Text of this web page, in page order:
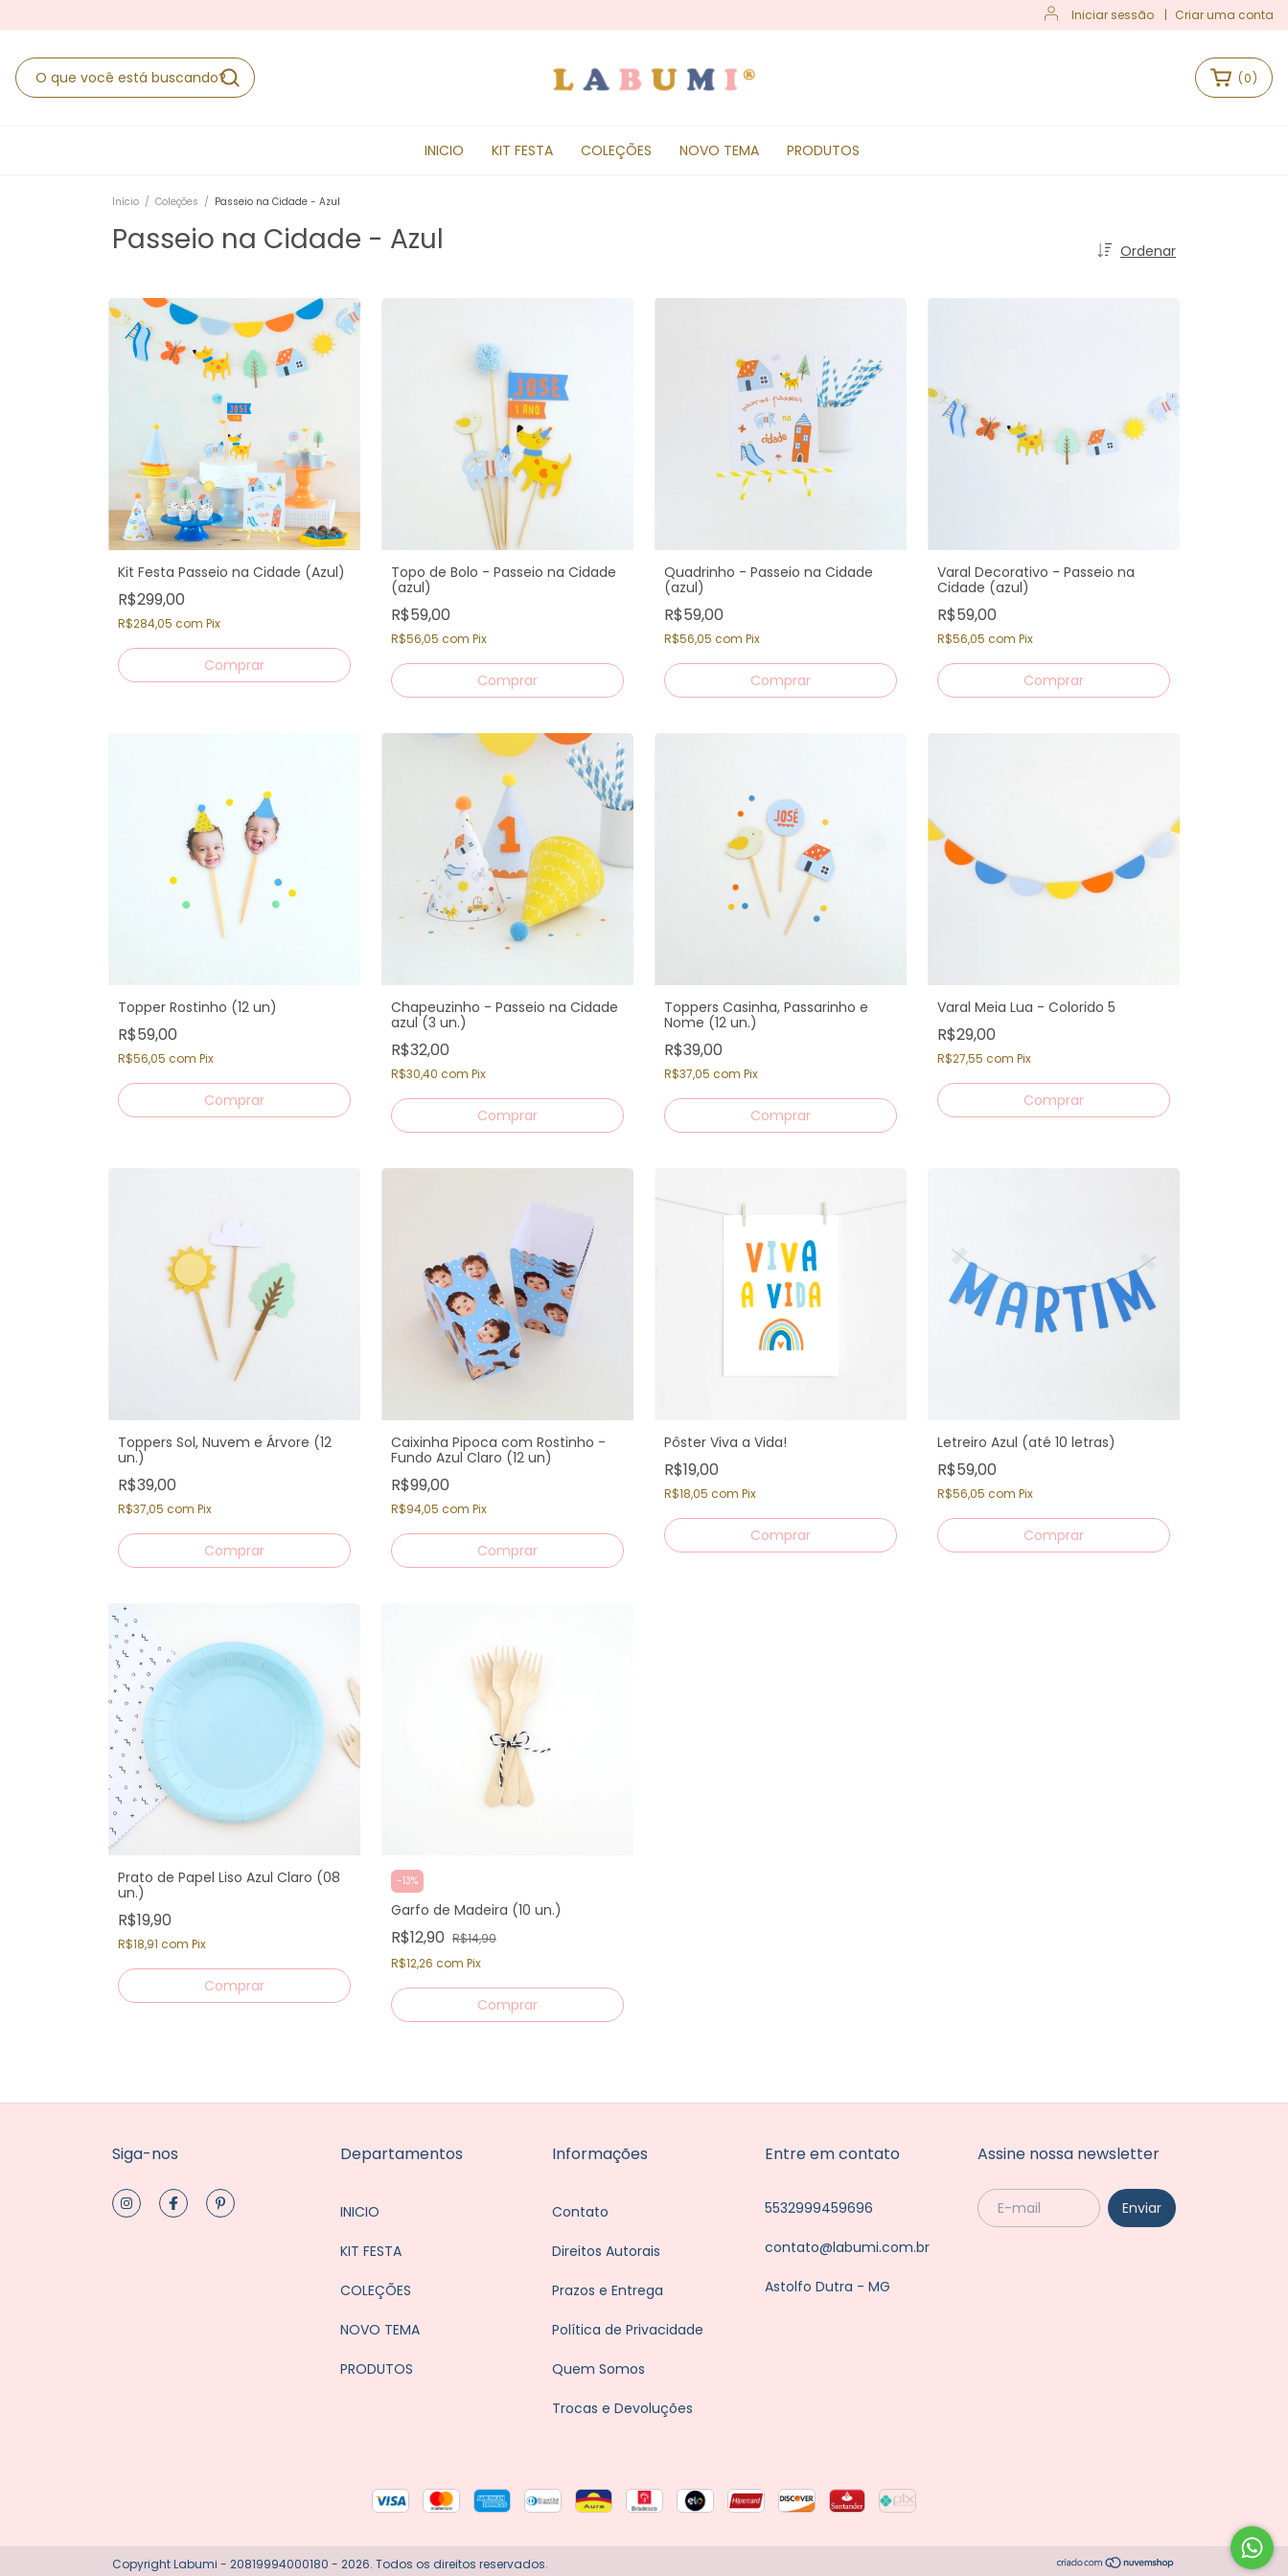
Iniciar sessão | Criar uma conta
(0)
INICIO KIT FESTA COLEÇÕES NOVO TEMA PRODUTOS
Início / Coleções / Passeio na Cidade - Azul
Passeio na Cidade - Azul Ordenar
Kit Festa Passeio na Cidade (Azul)
R$299,00
R$284,05 com Pix
Topo de Bolo - Passeio na Cidade
(azul)
R$59,00
R$56,05 com Pix
Quadrinho - Passeio na Cidade
(azul)
R$59,00
R$56,05 com Pix
Varal Decorativo - Passeio na
Cidade (azul)
R$59,00
R$56,05 com Pix
Topper Rostinho (12 un)
R$59,00
R$56,05 com Pix
Chapeuzinho - Passeio na Cidade
azul (3 un.)
R$32,00
R$30,40 com Pix
Toppers Casinha, Passarinho e
Nome (12 un.)
R$39,00
R$37,05 com Pix
Varal Meia Lua - Colorido 5
R$29,00
R$27,55 com Pix
Toppers Sol, Nuvem e Árvore (12
un.)
R$39,00
R$37,05 com Pix
Caixinha Pipoca com Rostinho -
Fundo Azul Claro (12 un)
R$99,00
R$94,05 com Pix
Pôster Viva a Vida!
R$19,00
R$18,05 com Pix
Letreiro Azul (até 10 letras)
R$59,00
R$56,05 com Pix
Prato de Papel Liso Azul Claro (08
un.)
R$19,90
R$18,91 com Pix
-13%
Garfo de Madeira (10 un.)
R$12,90 R$14,90
R$12,26 com Pix
Siga-nos Departamentos
INICIO
KIT FESTA
COLEÇÕES
NOVO TEMA
PRODUTOS
Informações
Contato
Direitos Autorais
Prazos e Entrega
Política de Privacidade
Quem Somos
Trocas e Devoluções
Entre em contato
5532999459696
contato@labumi.com.br
Astolfo Dutra - MG
Assine nossa newsletter
Copyright Labumi - 20819994000180 - 2026. Todos os direitos reservados.